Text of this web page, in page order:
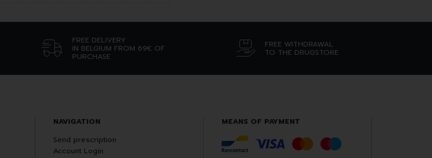
FREE DELIVERY
IN BELGIUM FROM 69€ OF
PURCHASE
FREE WITHDRAWAL
TO THE DRUGSTORE
NAVIGATION
Send prescription
Account Login
MEANS OF PAYMENT